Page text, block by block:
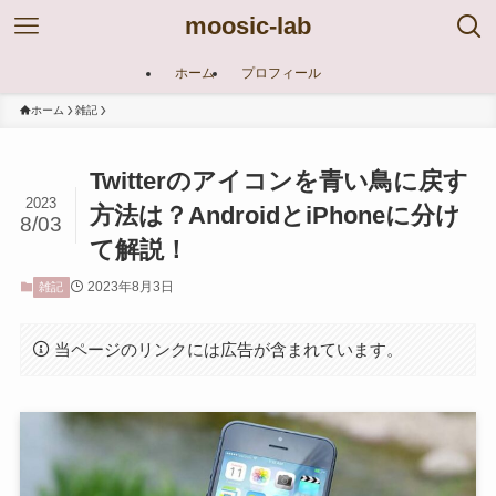
moosic-lab
ホーム プロフィール
ホーム 雑記
Twitterのアイコンを青い鳥に戻す
方法は？AndroidとiPhoneに分け
て解説！
2023
8/03
雑記 2023年8月3日
当ページのリンクには広告が含まれています。